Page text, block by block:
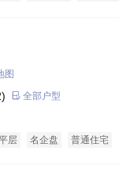
图
全部户型
层 名企盘 普通住宅